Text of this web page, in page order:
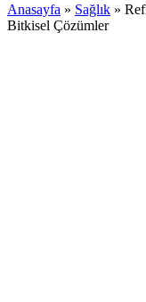
Anasayfa » Sağlık »
Bitkisel Çözümler